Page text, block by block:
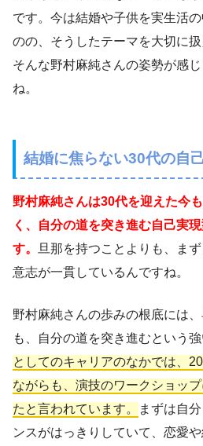
です。今は結婚や子供を実生活
のの、そうしたテーマを大切に扱
そんな野村麻純さんの姿勢が感
ね。
結婚に焦らない30代の自
野村麻純さんは30代を迎えた今
く、自分の道を突き進む自己実
す。
旦那を持つことよりも、ま
意志が一貫しているんですね。
野村麻純さんの歩みの根底には
も、自分の道を突き進むという強
としてのキャリアのなかでは、
ながらも、演技のワークショッ
たと言われています。
まずは自
ンスがはっきりしていて、恋愛